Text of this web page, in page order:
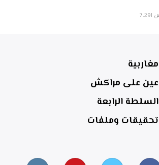
مغاربية
عين على مراكش
السلطة الرابعة
تحقيقات وملفات